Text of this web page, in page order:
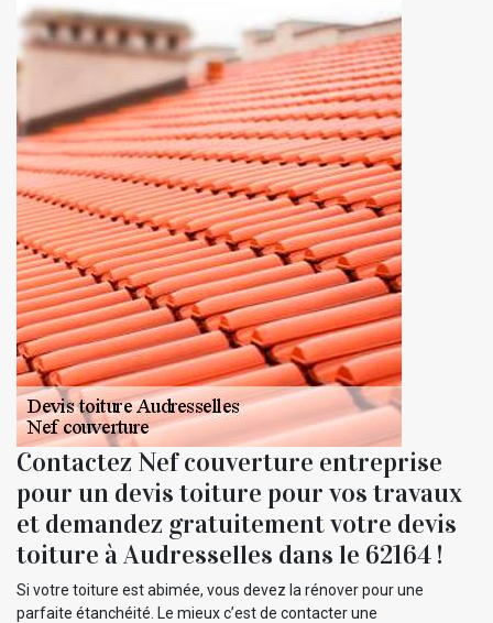
Contactez Nef couverture entreprise
pour un devis toiture pour vos travaux
et demandez gratuitement votre devis
toiture à Audresselles dans le 62164 !
Si votre toiture est abimée, vous devez la rénover pour une
parfaite étanchéité. Le mieux c’est de contacter une